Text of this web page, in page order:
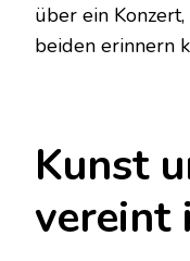
über ein
beiden erinnern
Kunst
vereint